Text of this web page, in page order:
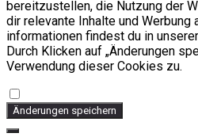
bereitzustellen, die Nutzung der
dir relevante Inhalte und Werbung
informationen findest du in
Durch Klicken auf „Änderungen
Verwendung dieser Cookies zu.
Änderungen speichern